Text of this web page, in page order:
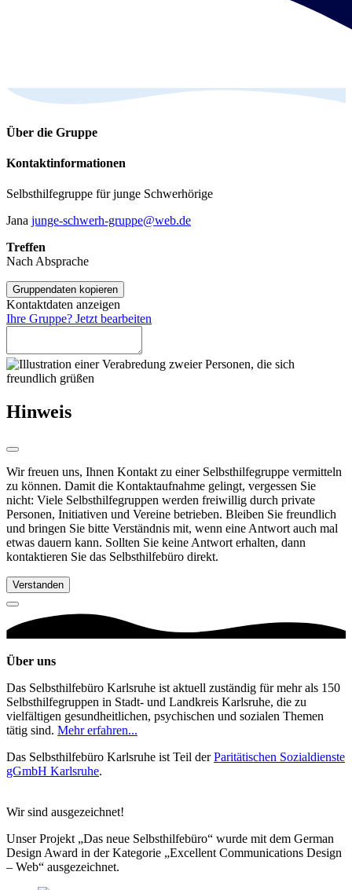
Über die Gruppe
Kontakt­informationen
Selbsthilfegruppe für junge Schwerhörige
Jana junge-schwerh-gruppe@web.de
Treffen
Nach Absprache
Gruppendaten kopieren
Kontaktdaten anzeigen
Ihre Gruppe? Jetzt bearbeiten
Hinweis
Wir freuen uns, Ihnen Kontakt zu einer Selbsthilfegruppe vermitteln
zu können. Damit die Kontaktaufnahme gelingt, vergessen Sie
nicht: Viele Selbsthilfegruppen werden freiwillig durch private
Personen, Initiativen und Vereine betrieben. Bleiben Sie freundlich
und bringen Sie bitte Verständnis mit, wenn eine Antwort auch mal
etwas dauern kann. Sollten Sie keine Antwort erhalten, dann
kontaktieren Sie das Selbsthilfebüro direkt.
Verstanden
Über uns
Das Selbsthilfebüro Karlsruhe ist aktuell zuständig für mehr als 150
Selbsthilfegruppen in Stadt- und Landkreis Karlsruhe, die zu
vielfältigen gesundheitlichen, psychischen und sozialen Themen
tätig sind. Mehr erfahren...
Das Selbsthilfebüro Karlsruhe ist Teil derParitätischen Sozialdienste
gGmbH Karlsruhe.
Wir sind ausgezeichnet!
Unser Projekt „Das neue Selbsthilfebüro“ wurde mit dem German
Design Award in der Kategorie „Excellent Communications Design
– Web“ ausgezeichnet.